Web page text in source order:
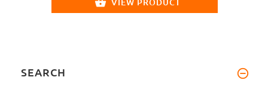
SEARCH